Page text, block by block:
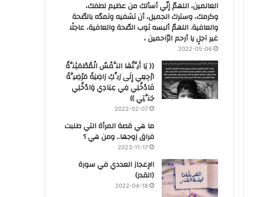
العالمين، اللهمّ إنّي أسألك من عظيم لطفك،
وكرمك، وسترك الجميل، أن تشفيه وتمدّه بالصّحة
والعافية. اللهمّ ألبسه ثوب الصّحة والعافية، عاجلًا
غير آجلٍ يا أرحم الرّاحمين ،
2022-05-06
(( يَا أَيَّتُهَا النَّفْسُ الْمُطْمَئِنَّةُ
ارْجِعِي إِلَى رَبِّكِ رَاضِيَةً مَرْضِيَّةً
فَادْخُلِي فِي عِبَادِي وَادْخُلِي
جَنَّتِي ))
2022-02-07
ما هي قصة المرأة التي طلبت
فراق زوجها.. ومن هي ؟
2023-11-17
‏الإعجاز العددي في سورة
(القدر)
2022-04-18